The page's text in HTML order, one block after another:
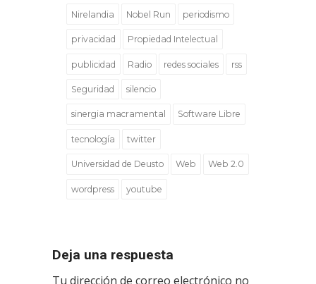
Nirelandia Nobel Run periodismo
privacidad Propiedad Intelectual
publicidad Radio redes sociales rss
Seguridad silencio
sinergia macramental Software Libre
tecnología twitter
Universidad de Deusto Web Web 2.0
wordpress youtube
Deja una respuesta
Tu dirección de correo electrónico no